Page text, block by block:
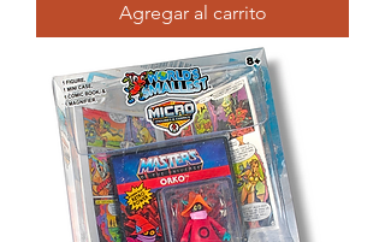
Agregar al carrito